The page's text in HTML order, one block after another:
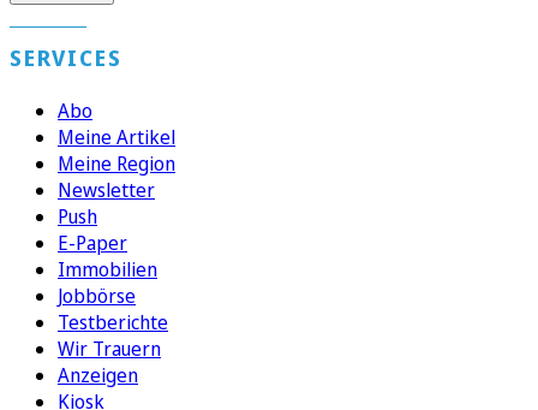
SERVICES
Abo
Meine Artikel
Meine Region
Newsletter
Push
E-Paper
Immobilien
Jobbörse
Testberichte
Wir Trauern
Anzeigen
Kiosk